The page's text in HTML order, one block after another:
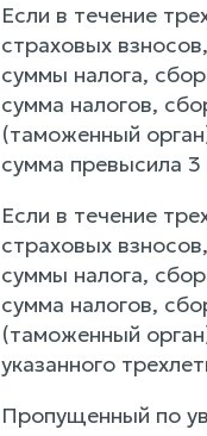
Если в течение
страховых
суммы налога,
сумма налогов,
(таможенный
сумма превысила
Если в течение
страховых
суммы налога,
сумма налогов,
(таможенный
указанного
Пропущенный по